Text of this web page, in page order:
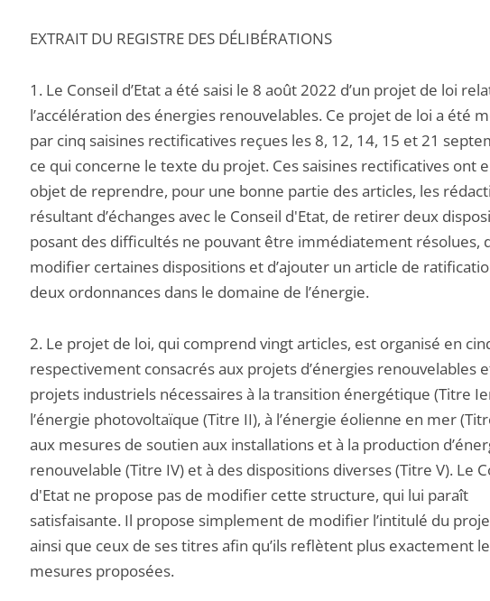
EXTRAIT DU REGISTRE DES DÉLIBÉRATIONS
1. Le Conseil d’Etat a été saisi le 8 août 2022 d’un projet de loi
l’accélération des énergies renouvelables. Ce projet de loi a été
par cinq saisines rectificatives reçues les 8, 12, 14, 15 et 21
ce qui concerne le texte du projet. Ces saisines rectificatives ont
objet de reprendre, pour une bonne partie des articles, les
résultant d’échanges avec le Conseil d'Etat, de retirer deux
posant des difficultés ne pouvant être immédiatement résolues,
modifier certaines dispositions et d’ajouter un article de
deux ordonnances dans le domaine de l’énergie.
2. Le projet de loi, qui comprend vingt articles, est organisé en
respectivement consacrés aux projets d’énergies renouvelables
projets industriels nécessaires à la transition énergétique (Titre
l’énergie photovoltaïque (Titre II), à l’énergie éolienne en mer
aux mesures de soutien aux installations et à la production
renouvelable (Titre IV) et à des dispositions diverses (Titre V). Le
d'Etat ne propose pas de modifier cette structure, qui lui paraît
satisfaisante. Il propose simplement de modifier l’intitulé du
ainsi que ceux de ses titres afin qu’ils reflètent plus exactement
mesures proposées.